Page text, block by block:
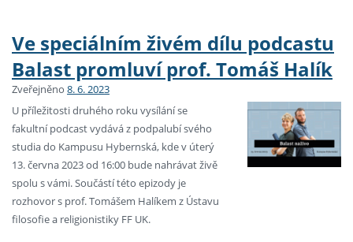
Ve speciálním živém dílu podcastu
Balast promluví prof. Tomáš Halík
Zveřejněno 8. 6. 2023
U příležitosti druhého roku vysílání se
fakultní podcast vydává z podpalubí svého
studia do Kampusu Hybernská, kde v úterý
13. června 2023 od 16:00 bude nahrávat živě
spolu s vámi. Součástí této epizody je
rozhovor s prof. Tomášem Halíkem z Ústavu
filosofie a religionistiky FF UK.